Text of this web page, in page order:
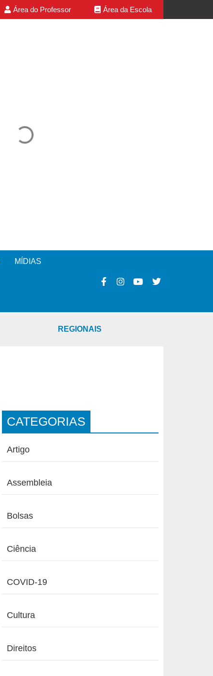
Área do Professor Área da Escola
MÍDIAS
REGIONAIS
CATEGORIAS
Artigo
Assembleia
Bolsas
Ciência
COVID-19
Cultura
Direitos